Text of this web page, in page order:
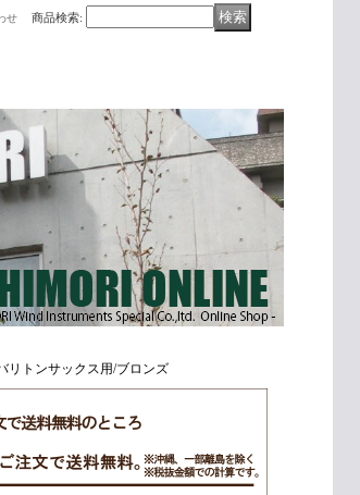
せ 商品検索:
リトンサックス用/ブロンズ